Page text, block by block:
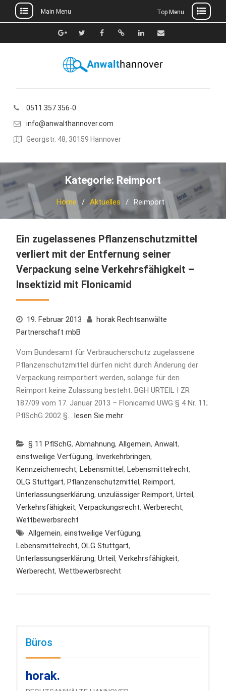
to
Main Menu Top Menu
Google+TwitterFacebook
Xing Linkedin
E-
0511.357 356-0
info@anwalthannover.com
Georgstr. 48, 30159 Hannover
Kategorie: Reimport
Home Aktuelles Reimport
Ein zugelassenes Pflanzenschutzmittel
verliert mit der Entfernung seiner
Verpackung seine Verkehrsfähigkeit –
Insektizid mit Flonicamid
19. Februar 2013
horak Rechtsanwälte
Partnerschaft mbB
Vom Bundesamt für Verbraucherschutz zugelassene
Pflanzenschutzmittel dürfen nicht durch Änderung der
Verpackung reimportiert werden, solange für den
Reimport keine Zulassung besteht. BGH URTEIL I ZR
187/09 vom 17. Januar 2013 – Flonicamid UWG § 4 Nr. 11;
PflSchG 2002 §… lesen Sie mehr
§ 11 PflSchG, Abmahnung, Allgemein, Anwalt,
einstweilige Verfügung, Inverkehrbringen,
Kennzeichenrecht, Lebensmittel, Lebensmittelrecht,
OLG Stuttgart, Pflanzenschutzmittel, Reimport,
Unterlassungserklärung, unzulässiger Reimport, Urteil,
Verkehrsfähigkeit, Verpackungsrecht, Werberecht,
Wettbewerbsrecht
Allgemein, einstweilige Verfügung,
Lebensmittelrecht, OLG Stuttgart,
Unterlassungserklärung, Urteil, Verkehrsfähigkeit,
Werberecht, Wettbewerbsrecht
Büros
horak.